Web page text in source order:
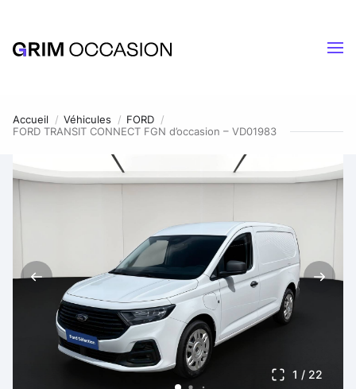
Accueil Véhicules
FORD
FORD TRANSIT CONNECT FGN d’occasion – VD01983
1 / 22